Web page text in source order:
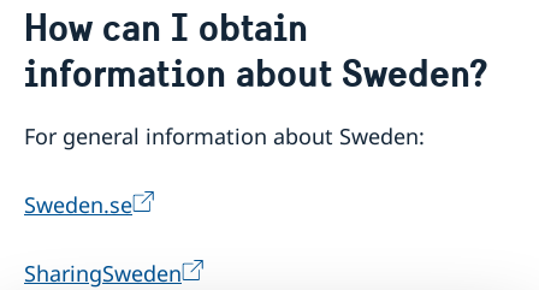
Visiting Sweden
Less than 90 days – apply for a visa
Warning: False visa agents
Studying in Sweden
Moving to someone in Sweden
GDPR request
Processing of personal data
Migration update - Jakarta
Business and trade with Sweden
Sweden-Indonesia Sustainability Partnership
How can I obtain
information about Sweden?
For general information about Sweden:
Sweden.se
SharingSweden